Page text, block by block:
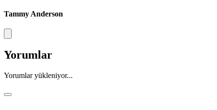
Tammy Anderson
Yorumlar
Yorumlar yükleniyor...